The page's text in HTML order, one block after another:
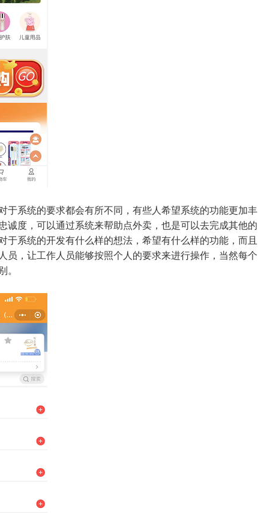
于系统的要求都会有所不同，有些人希望系统的功能更加丰
度，可以通过系统来帮助点外卖，也是可以去完成其他的
系统的开发有什么样的想法，希望有什么样的功能，而且
员，让工作人员能够按照个人的要求来进行操作，当然每个
。